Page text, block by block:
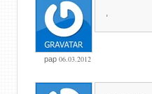
pap 06.03.2012
,